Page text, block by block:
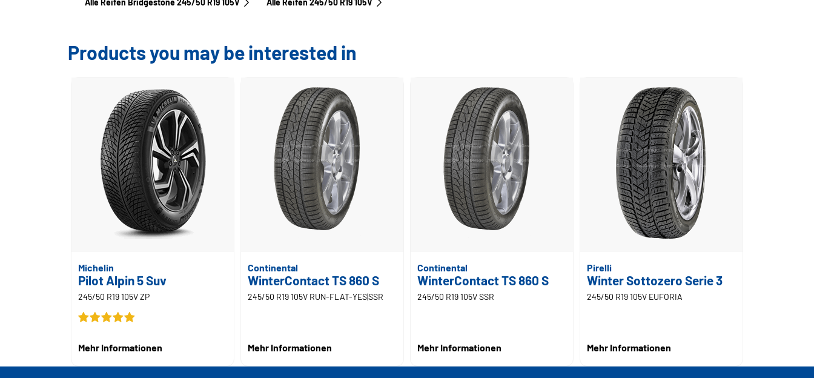
Alle Reifen Bridgestone 245/50 R19 105V Alle Reifen‎ 245/50 R19 105V
Products you may be interested in
Michelin
Pilot Alpin 5 Suv
245/50 R19 105V ZP
Mehr Informationen
Continental
WinterContact TS 860 S
245/50 R19 105V RUN-FLAT-YES|SSR
Mehr Informationen
Continental
WinterContact TS 860 S
245/50 R19 105V SSR
Mehr Informationen
Pirelli
Winter Sottozero Serie 3
245/50 R19 105V EUFORIA
Mehr Informationen